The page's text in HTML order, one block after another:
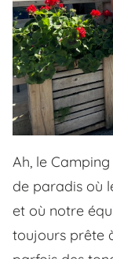
Ah, le
de paradis où
et où notre
toujours prête